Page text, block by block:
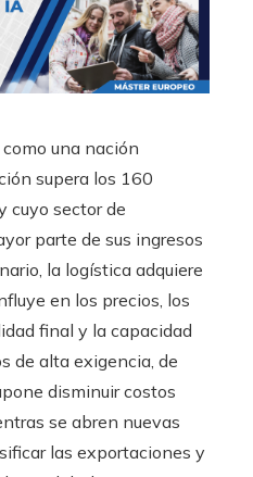
una nación
supera los 160
cuyo sector de
parte de sus ingresos
la logística adquiere
en los precios, los
final y la capacidad
de alta exigencia, de
disminuir costos
se abren nuevas
las exportaciones y